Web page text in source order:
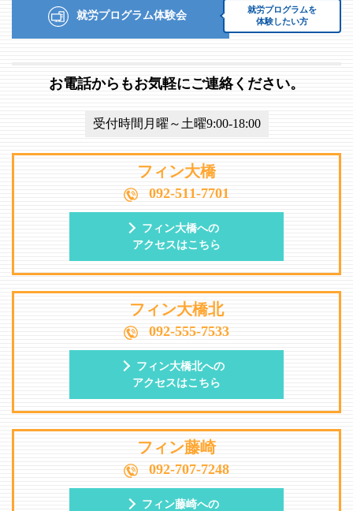
就労プログラムを
体験したい方
就労プログラム体験会
お電話からもお気軽にご連絡ください。
受付時間月曜～土曜9:00-18:00
フィン大橋
092-511-7701
フィン大橋への
アクセスはこちら
フィン大橋北
092-555-7533
フィン大橋北への
アクセスはこちら
フィン藤崎
092-707-7248
フィン藤崎への